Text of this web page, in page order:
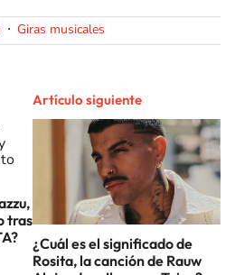
Giras musicales
tras
Artículo siguiente
¿Cuál es el significado de
Rosita, la canción de Rauw